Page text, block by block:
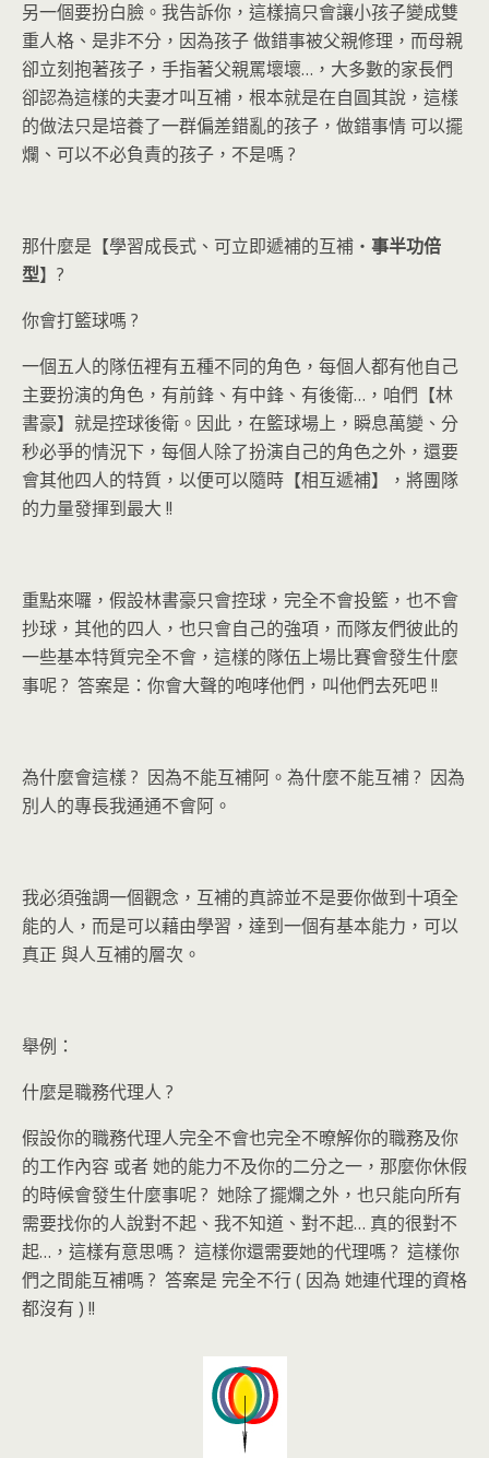
另一個要扮白臉。我告訴你，這樣搞只會讓小孩子變成雙
重人格、是非不分，因為孩子 做錯事被父親修理，而母親
卻立刻抱著孩子，手指著父親罵壞壞…，大多數的家長們
卻認為這樣的夫妻才叫互補，根本就是在自圓其說，這樣
的做法只是培養了一群偏差錯亂的孩子，做錯事情 可以擺
爛、可以不必負責的孩子，不是嗎 ?
那什麼是【學習成長式、可立即遞補的互補‧ 事半功倍
型】?
你會打籃球嗎 ?
一個五人的隊伍裡有五種不同的角色，每個人都有他自己
主要扮演的角色，有前鋒、有中鋒、有後衛…，咱們【林
書豪】就是控球後衛。因此，在籃球場上，瞬息萬變、分
秒必爭的情況下，每個人除了扮演自己的角色之外，還要
會其他四人的特質，以便可以隨時【相互遞補】，將團隊
的力量發揮到最大 !!
重點來囉，假設林書豪只會控球，完全不會投籃，也不會
抄球，其他的四人，也只會自己的強項，而隊友們彼此的
一些基本特質完全不會，這樣的隊伍上場比賽會發生什麼
事呢 ? 答案是：你會大聲的咆哮他們，叫他們去死吧 !!
為什麼會這樣 ? 因為不能互補阿。為什麼不能互補 ? 因為
別人的專長我通通不會阿。
我必須強調一個觀念，互補的真諦並不是要你做到十項全
能的人，而是可以藉由學習，達到一個有基本能力，可以
真正 與人互補的層次。
舉例：
什麼是職務代理人 ?
假設你的職務代理人完全不會也完全不暸解你的職務及你
的工作內容 或者 她的能力不及你的二分之一，那麼你休假
的時候會發生什麼事呢 ? 她除了擺爛之外，也只能向所有
需要找你的人說對不起、我不知道、對不起… 真的很對不
起…，這樣有意思嗎 ? 這樣你還需要她的代理嗎 ? 這樣你
們之間能互補嗎 ? 答案是 完全不行 ( 因為 她連代理的資格
都沒有 ) !!